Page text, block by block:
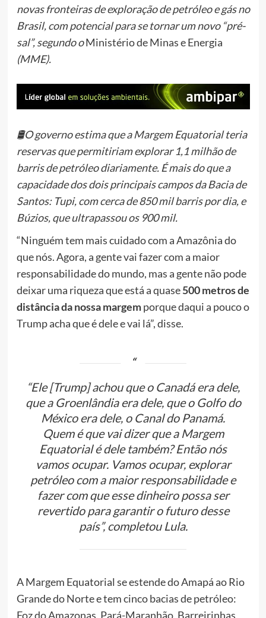
novas fronteiras de exploração de petróleoe gás no
Brasil, com potencial para se tornar um novo “pré-
sal”, segundo oMinistério de Minas e Energia
(MME).
🛢️O governo estima que aMargem Equatorialteria
reservas que permitiriam explorar 1,1 milhão de
barris de petróleo diariamente. É mais do que a
capacidade dos dois principais campos da Bacia de
Santos: Tupi, com cerca de 850 mil barris por dia, e
Búzios, que ultrapassou os 900 mil.
“Ninguém tem mais cuidado com a Amazônia do
que nós. Agora, a gente vai fazer com a maior
responsabilidade do mundo, mas a gente não pode
deixar uma riqueza que está a quase500 metros de
distância da nossa margemporque daqui a pouco o
Trump acha que é dele e vai lá”, disse.
“Ele [Trump] achou que o Canadá era dele,
que a Groenlândia era dele, que o Golfo do
México era dele, o Canal do Panamá.
Quem é que vai dizer que a Margem
Equatorial é dele também? Então nós
vamos ocupar. Vamos ocupar, explorar
petróleo com a maior responsabilidade e
fazer com que esse dinheiro possa ser
revertido para garantir o futuro desse
país”, completou Lula.
A Margem Equatorial se estende do Amapá ao Rio
Grande do Norte e tem cinco bacias de petróleo:
Foz do Amazonas, Pará-Maranhão, Barreirinhas,